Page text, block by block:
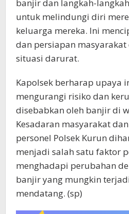
banjir dan langkah-
untuk melindungi diri
keluarga mereka. Ini
dan persiapan
situasi darurat.
Kapolsek berharap upaya
mengurangi risiko dan
disebabkan oleh banjir di
Kesadaran masyarakat
personel Polsek Kurun
menjadi salah satu faktor
menghadapi perubahan
banjir yang mungkin
mendatang. (sp)